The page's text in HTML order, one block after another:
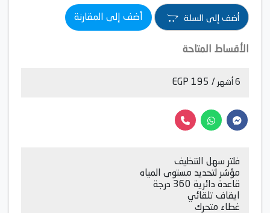
أضف إلى السلة أضف إلى المقارنة
الأقساط المتاحة
6 أشهر / 195 EGP
فلتر سهل التنظيف
مؤشر لتحديد مستوى المياه
قاعدة دائرية 360 درجة
ايقاف تلقائي
غطاء متحرك